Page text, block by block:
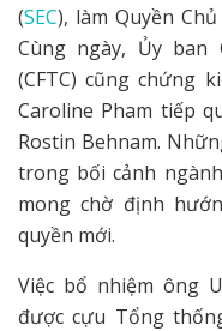
(SEC), làm Quyền
Cùng ngày, Ủy ban
(CFTC) cũng chứng
Caroline Pham tiếp
Rostin Behnam.
trong bối cảnh
mong chờ định
quyền mới.
Việc bổ nhiệm ông
được cựu Tổng